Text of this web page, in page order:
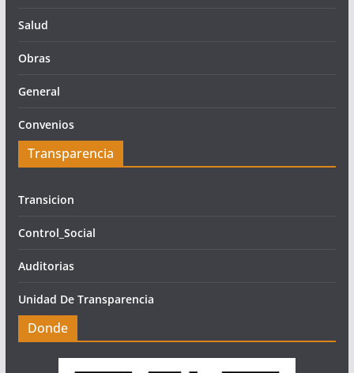
Salud
Obras
General
Convenios
Transparencia
Transicion
Control_Social
Auditorias
Unidad De Transparencia
Donde